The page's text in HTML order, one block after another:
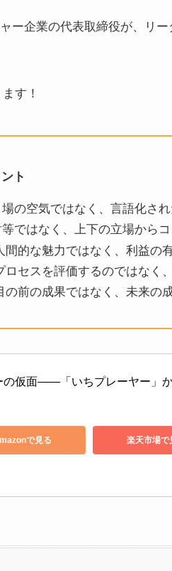
ー企業の代表取締役が、リ
す！
ト
空気ではなく、言語化され
はなく、上下の立場からコ
的な魅力ではなく、利益の
セスを評価するのではなく
前の成果ではなく、未来の
の仮面――「いちプレーヤー」
で見る 楽天市場で